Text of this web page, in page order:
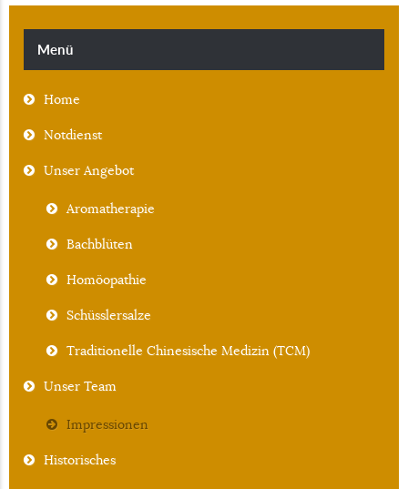
Menü
Home
Notdienst
Unser Angebot
Aromatherapie
Bachblüten
Homöopathie
Schüsslersalze
Traditionelle Chinesische Medizin (TCM)
Unser Team
Impressionen
Historisches